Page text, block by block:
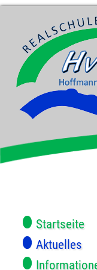
Startseite
Aktuelles